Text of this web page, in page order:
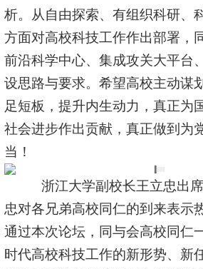
析。从自由探索、有组织科研、
方面对高校科技工作作出部署，
前沿科学中心、集成攻关大平台
设思路与要求。希望高校主动谋
足短板，提升内生动力，真正为
社会进步作出贡献，真正做到为
当！
浙江大学副校长王立忠出
忠对各兄弟高校同仁的到来表示
通过本次论坛，同与会高校同仁
时代高校科技工作的新形势、新